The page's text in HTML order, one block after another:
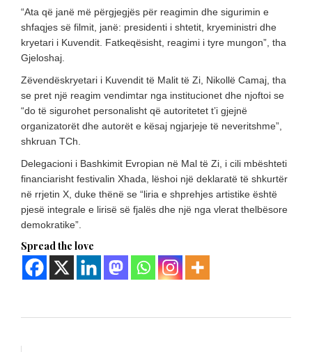
“Ata që janë më përgjegjës për reagimin dhe sigurimin e
shfaqjes së filmit, janë: presidenti i shtetit, kryeministri dhe
kryetari i Kuvendit. Fatkeqësisht, reagimi i tyre mungon”, tha
Gjeloshaj.
Zëvendëskryetari i Kuvendit të Malit të Zi, Nikollë Camaj, tha
se pret një reagim vendimtar nga institucionet dhe njoftoi se
“do të sigurohet personalisht që autoritetet t’i gjejnë
organizatorët dhe autorët e kësaj ngjarjeje të neveritshme”,
shkruan TCh.
Delegacioni i Bashkimit Evropian në Mal të Zi, i cili mbështeti
financiarisht festivalin Xhada, lëshoi një deklaratë të shkurtër
në rrjetin X, duke thënë se “liria e shprehjes artistike është
pjesë integrale e lirisë së fjalës dhe një nga vlerat thelbësore
demokratike”.
Spread the love